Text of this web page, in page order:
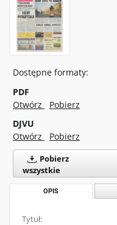
Dostępne formaty:
PDF
Otwórz
Pobierz
DJVU
Otwórz
Pobierz
Pobierz
wszystkie
OPIS
Tytuł: